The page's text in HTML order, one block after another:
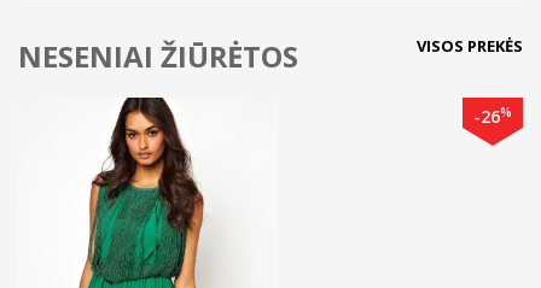
NESENIAI ŽIŪRĖTOS VISOS PREKĖS
-26%